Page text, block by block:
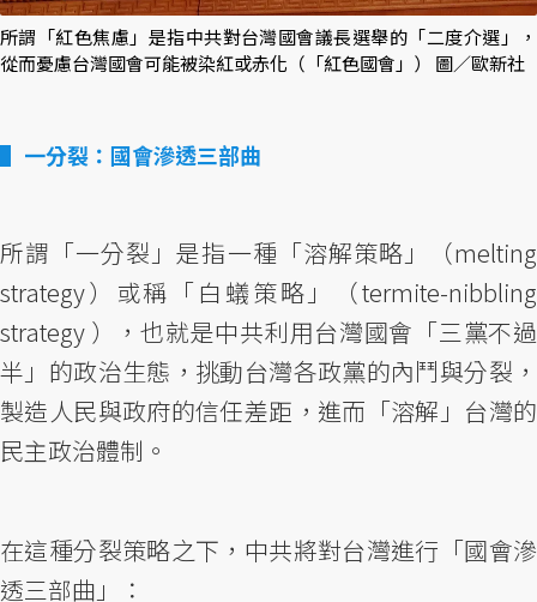
所謂「紅色焦慮」是指中共對台灣國會議長選舉的「二度介選」，
從而憂慮台灣國會可能被染紅或赤化（「紅色國會」） 圖／歐新社
一分裂：國會滲透三部曲
所謂「一分裂」是指一種「溶解策略」（melting
strategy）或稱「白蟻策略」（termite-nibbling
strategy ），也就是中共利用台灣國會「三黨不過
半」的政治生態，挑動台灣各政黨的內鬥與分裂，
製造人民與政府的信任差距，進而「溶解」台灣的
民主政治體制。
在這種分裂策略之下，中共將對台灣進行「國會滲
透三部曲」：